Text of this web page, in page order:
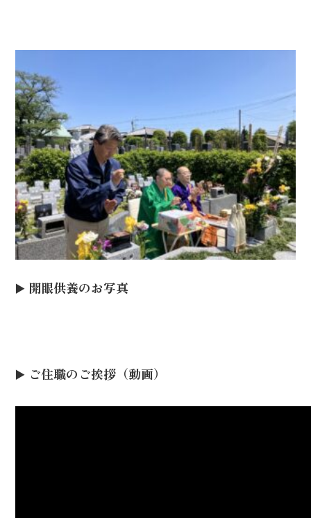
▶️ 開眼供養のお写真
▶️ ご住職のご挨拶（動画）